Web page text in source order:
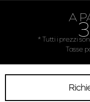
A
* Tutti i prezzi
Tasse